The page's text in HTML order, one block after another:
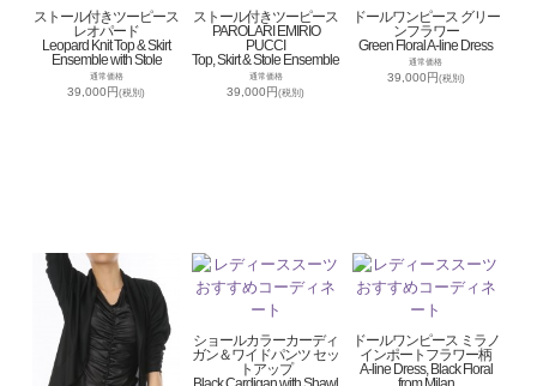
ストール付きツーピース
レオパード
Leopard Knit Top & Skirt
Ensemble with Stole
通常価格
39,000円(税別)
ストール付きツーピース
PAROLARI EMIRIO
PUCCI
Top, Skirt & Stole Ensemble
通常価格
39,000円(税別)
ドールワンピース グリー
ンフラワー
Green Floral A-line Dress
通常価格
39,000円(税別)
ショールカラーカーディ
ガン＆ワイドパンツ セッ
トアップ
ドールワンピース ミラノ
インポートフラワー柄
A-line Dress, Black Floral